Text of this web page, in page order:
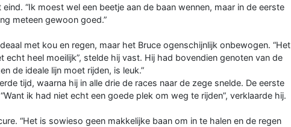
“Ik moest wel een beetje aan de baan wennen, maar in de eerste
meteen gewoon goed.”
met kou en regen, maar het Bruce ogenschijnlijk onbewogen. “Het
echt heel moeilijk”, stelde hij vast. Hij had bovendien genoten van de
de ideale lijn moet rijden, is leuk.”
tijd, waarna hij in alle drie de races naar de zege snelde. De eerste
ik had niet echt een goede plek om weg te rijden”, verklaarde hij.
“Het is sowieso geen makkelijke baan om in te halen en de regen